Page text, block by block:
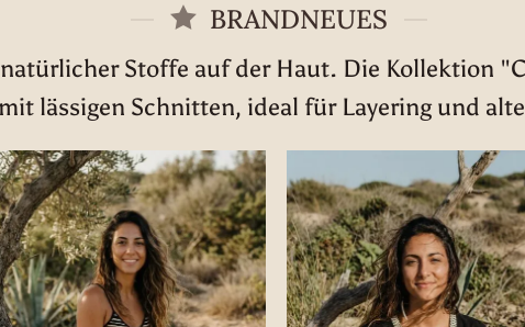
BRANDNEUES
Stoffe auf der Haut. Die Kollektion
lässigen Schnitten, ideal für Layering und